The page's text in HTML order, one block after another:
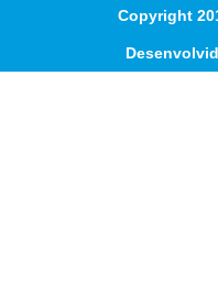
Copyright